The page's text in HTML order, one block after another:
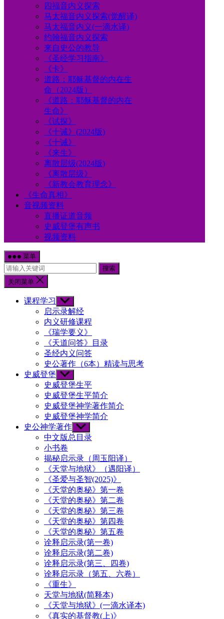
四福音内义探索
马太福音内义探索(觉醒译)
马太福音内义(一滴水译)
约翰福音内义探索
来自史公的教导
《圣经学习指南》
《卡》
道路：耶稣基督的内在生
命（2024版）
《道路：耶稣基督的内在
生命》
《试探》
《十诫》(2024版)
《十诫》
《来生》
离散层级(2024版)
《离散层级》
《新教会教育理念》
《生命真相》
音视频资料
直播证道音频
史威登堡有声书
视频资料
菜单
搜索
关闭菜单
课程学习
Show
sub
menu
启示录解经
内义研修课程
《瑞学要义》
《天道问答》目录
圣经内义问答
史公著作（6本）精读与思考
史威登堡 Show
sub
menu
史威登堡生平
史威登堡生平简介
史威登堡神学著作简介
史威登堡神学简介
史公神学著作 Show
sub
menu
中文版总目录
小书卷
揭秘启示录（周玉阳译）
《天堂与地狱》（遇阳译）
《圣爱与圣智(2025)》
《天堂的奥秘》第一卷
《天堂的奥秘》第二卷
《天堂的奥秘》第三卷
《天堂的奥秘》第四卷
《天堂的奥秘》第五卷
诠释启示录(第一卷)
诠释启示录(第二卷)
诠释启示录(第三、四卷)
诠释启示录（第五、六卷）
《重生》
天堂与地狱(简释本)
《天堂与地狱》(一滴水译本)
《真实的基督教(上)》